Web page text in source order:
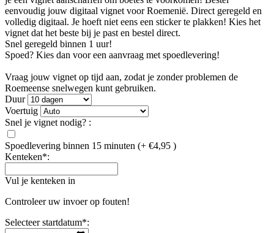
eenvoudig jouw digitaal vignet voor Roemenië. Direct geregeld en
volledig digitaal. Je hoeft niet eens een sticker te plakken! Kies het
vignet dat het beste bij je past en bestel direct.
Snel geregeld binnen 1 uur!
Spoed? Kies dan voor een aanvraag met spoedlevering!
Vraag jouw vignet op tijd aan, zodat je zonder problemen de
Roemeense snelwegen kunt gebruiken.
Duur
Voertuig
Snel je vignet nodig? :
Spoedlevering binnen 15 minuten (+ €4,95 )
Kenteken*:
Vul je kenteken in
Controleer uw invoer op fouten!
Selecteer startdatum*: